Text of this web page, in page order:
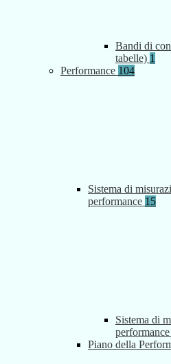
Bandi di
tabelle) 1
Performance 104
Sistema di
performance 15
Sistema di
performance
Piano della